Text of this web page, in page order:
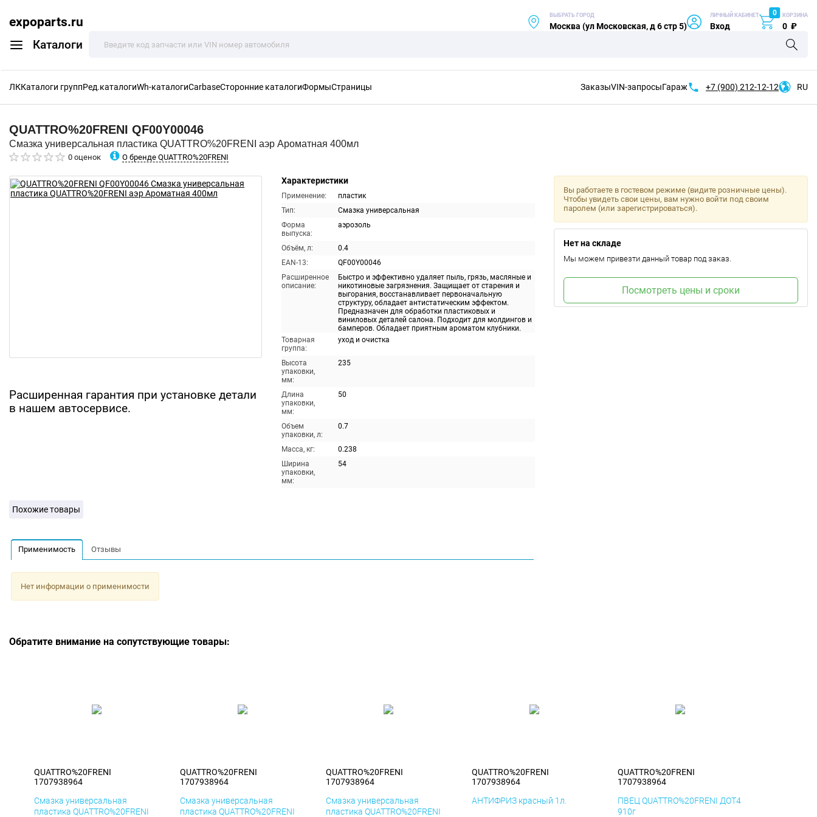
expoparts.ru
Каталоги
ВЫБРАТЬ ГОРОД
Москва (ул Московская, д 6 стр 5)
ЛИЧНЫЙ КАБИНЕТ
Вход
0 КОРЗИНА
0 ₽
ЛККаталоги группРед.каталогиWh-каталогиCarbaseСторонние каталогиФормыСтраницы ЗаказыVIN-запросыГараж +7 (900) 212-12-12 RU
QUATTRO%20FRENI QF00Y00046
Смазка универсальная пластика QUATTRO%20FRENI аэр Ароматная 400мл
0 оценок О бренде QUATTRO%20FRENI
Расширенная гарантия при установке детали
в нашем автосервисе.
Характеристики
Применение:
пластик
Тип:
Смазка универсальная
Форма
выпуска:
аэрозоль
Объём, л:
0.4
EAN-13:
QF00Y00046
Расширенное
описание:
Быстро и эффективно удаляет пыль, грязь, масляные и
никотиновые загрязнения. Защищает от старения и
выгорания, восстанавливает первоначальную
структуру, обладает антистатическим эффектом.
Предназначен для обработки пластиковых и
виниловых деталей салона. Подходит для молдингов и
бамперов. Обладает приятным ароматом клубники.
Товарная
группа:
уход и очистка
Высота
упаковки,
мм:
235
Длина
упаковки,
мм:
50
Объем
упаковки, л:
0.7
Масса, кг:
0.238
Ширина
упаковки,
мм:
54
Вы работаете в гостевом режиме (видите розничные цены).
Чтобы увидеть свои цены, вам нужно войти под своим
паролем (или зарегистрироваться).
Нет на складе
Мы можем привезти данный товар под заказ.
Посмотреть цены и сроки
Похожие товары
Применимость Отзывы
Нет информации о применимости
Обратите внимание на сопутствующие товары:
QUATTRO%20FRENI
1707938964
Смазка универсальная
пластика QUATTRO%20FRENI
QUATTRO%20FRENI
1707938964
Смазка универсальная
пластика QUATTRO%20FRENI
QUATTRO%20FRENI
1707938964
Смазка универсальная
пластика QUATTRO%20FRENI
QUATTRO%20FRENI
1707938964
АНТИФРИЗ красный 1л.
QUATTRO%20FRENI
1707938964
ПВЕЦ QUATTRO%20FRENI ДОТ4
910г